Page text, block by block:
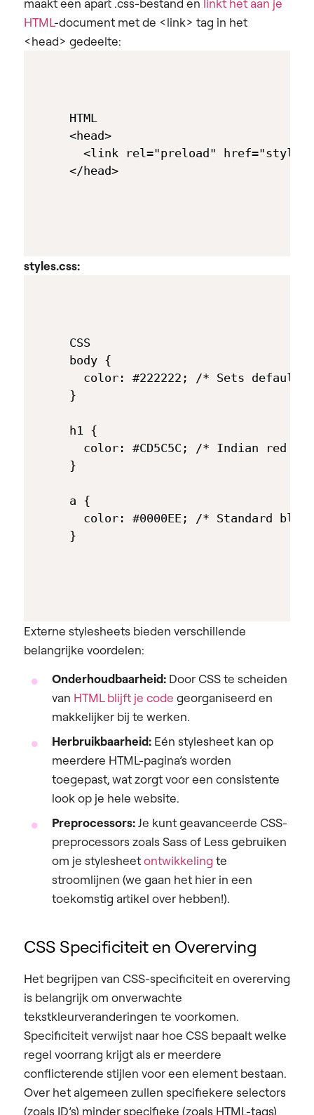
maakt een apart .css-bestand en linkt het aan je
HTML-document met de <link> tag in het
<head> gedeelte:
HTML
<head>
<link rel="preload"
</head>
styles.css:
CSS
body {
color: #222222; /* Sets default
}
h1 {
color: #CD5C5C; /* Indian red
}
a {
color: #0000EE; /* Standard blue
Externe stylesheets bieden verschillende
belangrijke voordelen:
Onderhoudbaarheid: Door CSS te scheiden
van HTML blijft je code georganiseerd en
makkelijker bij te werken.
Herbruikbaarheid: Eén stylesheet kan op
meerdere HTML-pagina’s worden
toegepast, wat zorgt voor een consistente
look op je hele website.
Preprocessors:Je kunt geavanceerde CSS-
preprocessors zoals Sass of Less gebruiken
om je stylesheetontwikkeling te
stroomlijnen (we gaan het hier in een
toekomstig artikel over hebben!).
CSS Specificiteit en Overerving
Het begrijpen van CSS-specificiteit en overerving
is belangrijk om onverwachte
tekstkleurveranderingen te voorkomen.
Specificiteit verwijst naar hoe CSS bepaalt welke
regel voorrang krijgt als er meerdere
conflicterende stijlen voor een element bestaan.
Over het algemeen zullen specifiekere selectors
(zoals ID’s) minder specifieke (zoals HTML-tags)